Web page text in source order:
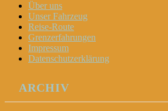
Über uns
Unser Fahrzeug
Reise-Route
Grenzerfahrungen
Impressum
Datenschutzerklärung
ARCHIV